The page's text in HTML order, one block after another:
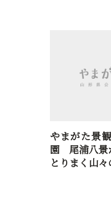
やまがた景
園 尾浦八景
とりまく山々